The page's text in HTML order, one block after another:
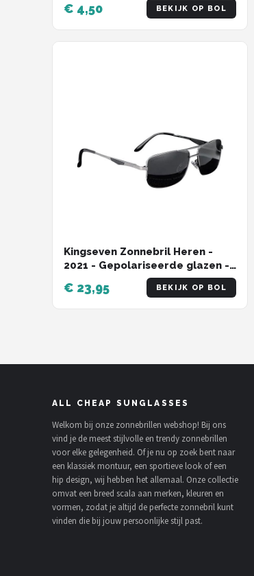
€ 4,50 BEKIJK OP BOL
Kingseven Zonnebril Heren -
2021 - Gepolariseerde glazen -
Zwart - Grijs - Sunglasses
€ 23,95 BEKIJK OP BOL
ALL CHEAP SUNGLASSES
Welkom bij onze zonnebrillen webshop! Bij ons
vind je de meest stijlvolle en trendy zonnebrillen
voor elke gelegenheid. Of je nu op zoek bent naar
een klassiek montuur, een sportieve look of een
hip design, wij hebben het allemaal. Onze collectie
omvat een breed scala aan merken, kleuren en
vormen, zodat je altijd de perfecte zonnebril kunt
vinden die bij jouw persoonlijke stijl past.